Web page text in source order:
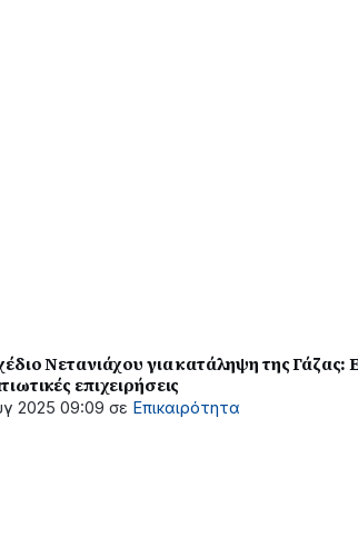
Νετανιάχου για κατάληψη της Γάζας:
επιχειρήσεις
2025 09:09 σε Επικαιρότητα